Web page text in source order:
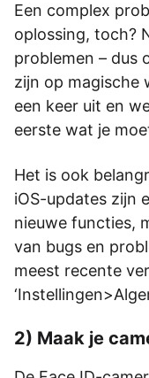
Een complex
oplossing, toch?
problemen – dus
zijn op magische
een keer uit en
eerste wat je
Het is ook
iOS-updates zijn
nieuwe functies,
van bugs en
meest recente
2) Maak je